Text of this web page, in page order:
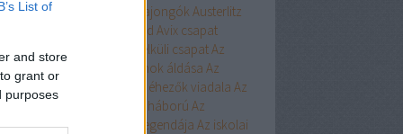
List of
and store
grant or
purposes
Aurora Austen-rajongók Austerlitz
Aveyard Avix csapat
Ázsia-saga Az arc nélküli csapatAz
bába
Az égi hivatalnok áldása Az
ló
Az éhezők viadala Az
hercege
Az első hangy háború Az
flottaAz északi erdő legendája Az iskolai